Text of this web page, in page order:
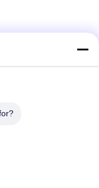
Et De Mise En